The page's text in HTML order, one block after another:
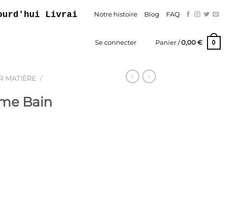
Livraison Gratuite – Paiement En Trois
Notre histoire Blog FAQ
Se connecter Panier /0,00 € 0
MATIÈRE /
Bain